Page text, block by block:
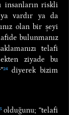
insanların riskli
ya vardır ya da
olan bir şeyi
bulunmanız
telafi
ziyade bu
²⁴ diyerek bizim
olduğunu; “telafi